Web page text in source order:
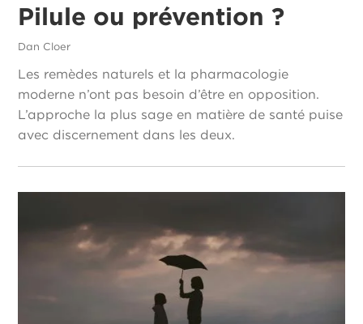
Pilule ou prévention ?
Dan Cloer
Les remèdes naturels et la pharmacologie
moderne n’ont pas besoin d’être en opposition.
L’approche la plus sage en matière de santé puise
avec discernement dans les deux.